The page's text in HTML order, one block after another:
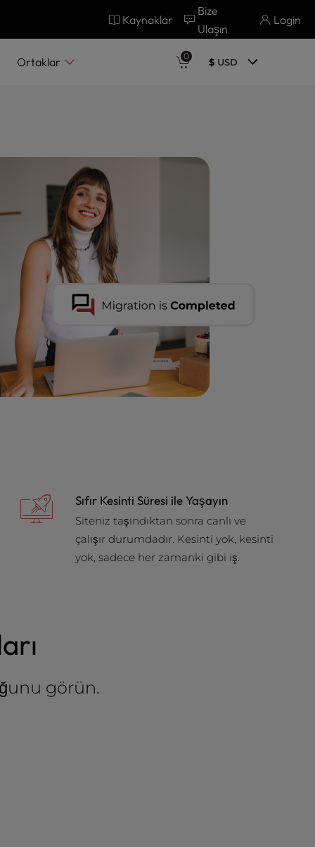
Kaynaklar
Bize
Ulaşın
Login
Ortaklar 0
$USD
Sıfır Kesinti Süresi ile Yaşayın
Siteniz taşındıktan sonra canlı ve
çalışır durumdadır. Kesinti yok, kesinti
yok, sadece her zamanki gibi iş.
görün.